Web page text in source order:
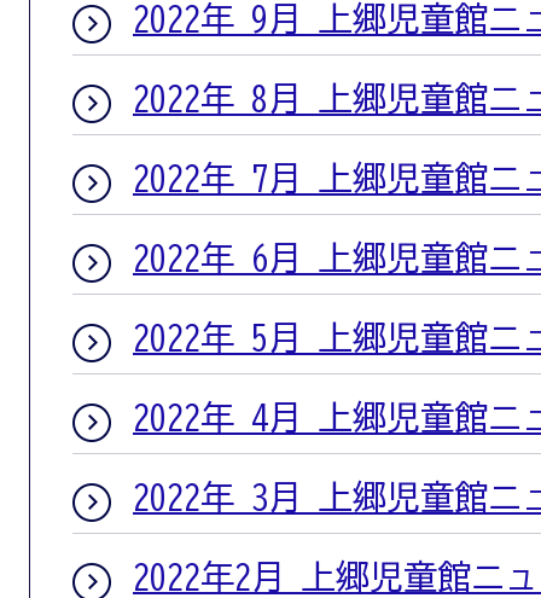
2022年 9月 上郷児童館ニ
2022年 8月 上郷児童館ニ
2022年 7月 上郷児童館ニ
2022年 6月 上郷児童館ニ
2022年 5月 上郷児童館ニ
2022年 4月 上郷児童館ニ
2022年 3月 上郷児童館ニ
2022年2月 上郷児童館ニ